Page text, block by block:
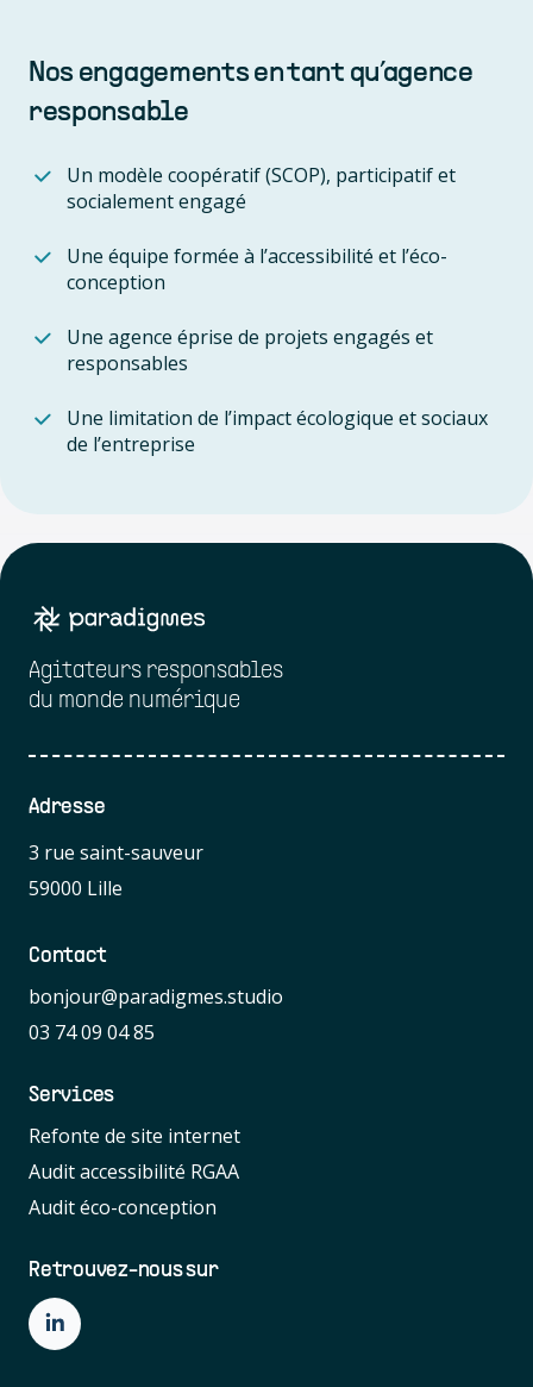
Nos engagements en tant qu’agence
responsable
Un modèle coopératif (SCOP), participatif et
socialement engagé
Une équipe formée à l’accessibilité et l’éco-
conception
Une agence éprise de projets engagés et
responsables
Une limitation de l’impact écologique et sociaux
de l’entreprise
Agitateurs responsables
du monde numérique
Adresse
3 rue saint-sauveur
59000 Lille
Contact
bonjour@paradigmes.studio
03 74 09 04 85
Services
Refonte de site internet
Audit accessibilité RGAA
Audit éco-conception
Retrouvez-nous sur